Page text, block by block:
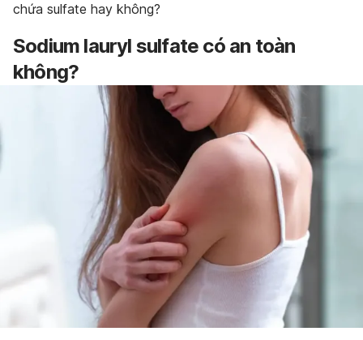
chứa sulfate hay không?
Sodium lauryl sulfate có an toàn
không?